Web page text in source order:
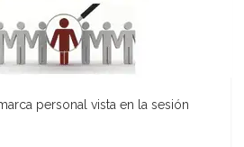
personal vista en la sesión